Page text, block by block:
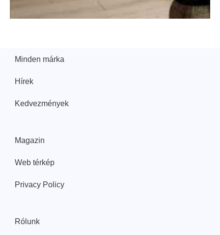
Minden márka
Hírek
Kedvezmények
Magazin
Web térkép
Privacy Policy
Rólunk